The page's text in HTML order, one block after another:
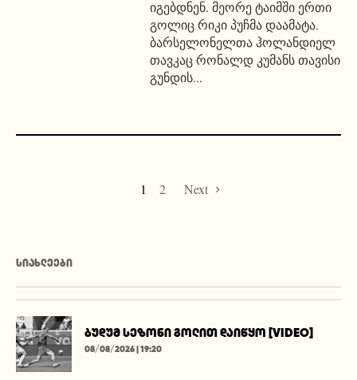
იგებდნენ. მეორე ტაიმში ერთი
გოლიც რიკი პუჩმა დაამატა.
ბარსელონელთა ჰოლანდიელ
თავკაც რონალდ კუმანს თავისი
გუნდის...
1 2 Next
ᲡᲘᲐᲮᲚᲔᲔᲑᲘ
ბუდუმ სეზონი გოლით დაიწყო [VIDEO]
08/08/2026 | 19:20